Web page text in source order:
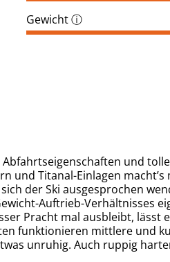
Gewichtⓘ
und
und Titanal-Einlagen
der Ski ausgesprochen
Auftrieb-Verhältnisses
Pracht mal ausbleibt, lässt
funktionieren mittlere und
unruhig. Auch ruppig